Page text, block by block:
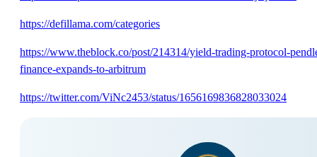
https://defillama.com/categories
https://www.theblock.co/post/214314/yield-trading-protocol-
finance-expands-to-arbitrum
https://twitter.com/ViNc2453/status/1656169836828033024